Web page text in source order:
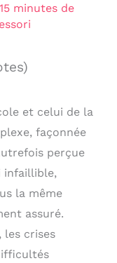
15 minutes de
et celui de la
façonnée
perçue
infaillible,
la même
assuré.
les crises